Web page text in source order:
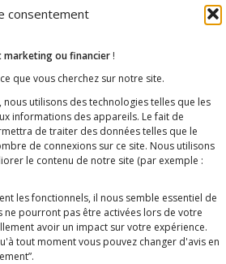
consentement
marketing ou financier !
que vous cherchez sur notre site.
utilisons des technologies telles que les
informations des appareils. Le fait de
de traiter des données telles que le
de connexions sur ce site. Nous utilisons
le contenu de notre site (par exemple :
les fonctionnels, il nous semble essentiel de
pourront pas être activées lors de votre
avoir un impact sur votre expérience.
tout moment vous pouvez changer d'avis en